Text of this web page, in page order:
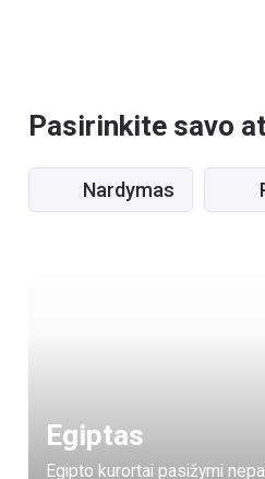
Pasirinkite savo
Nardymas
Egiptas
Egipto kurortai pasižymi